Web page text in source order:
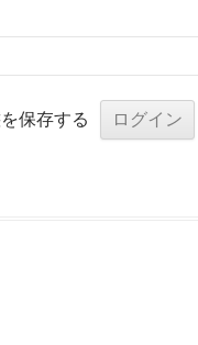
保存する